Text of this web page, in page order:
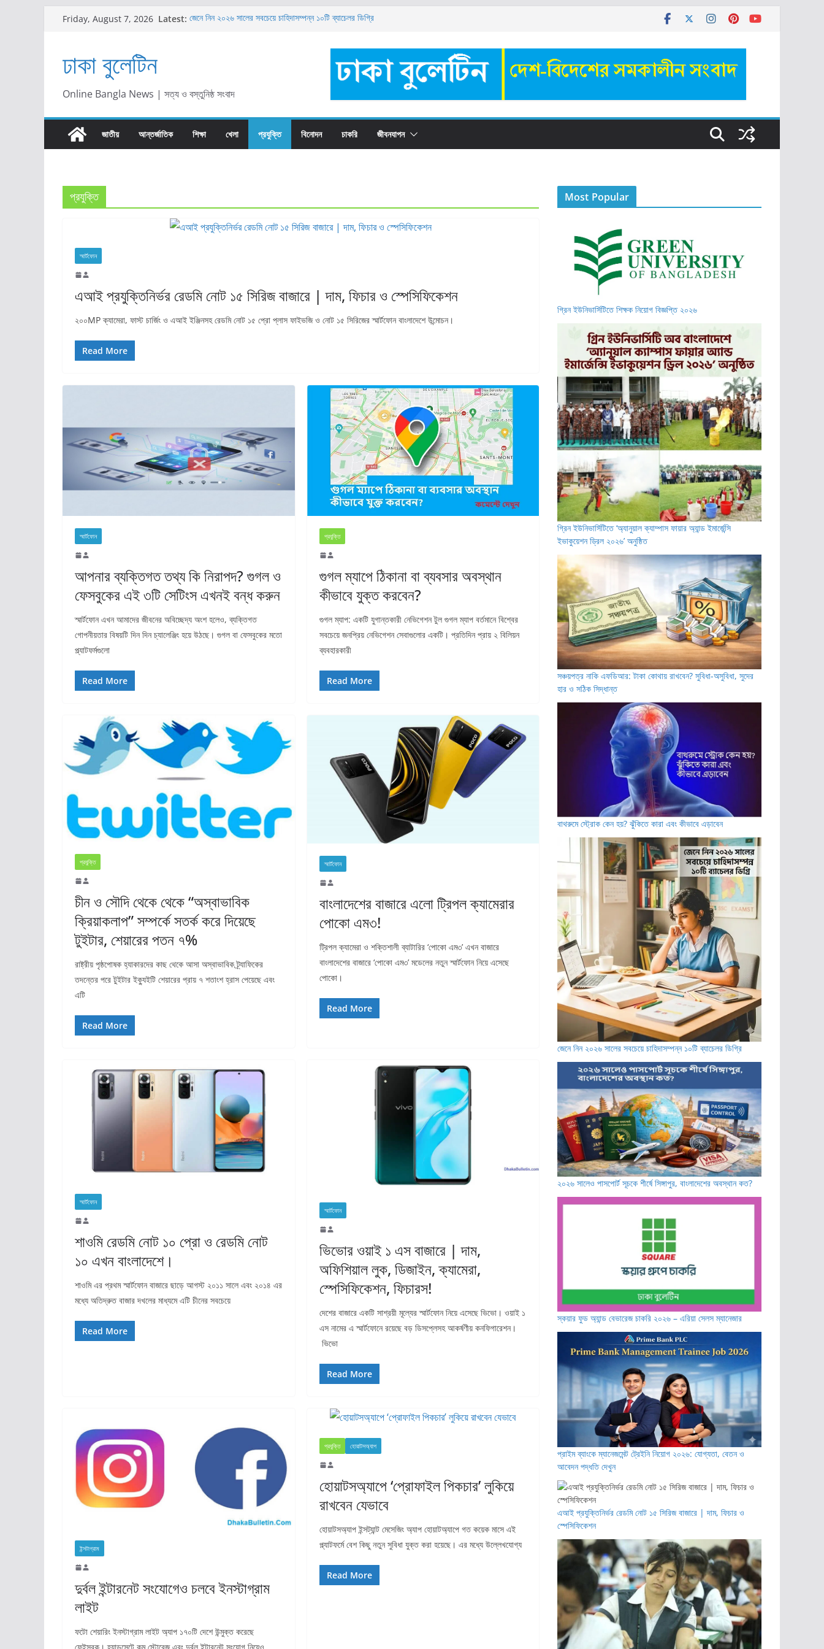
Friday, August 7, 2026 Latest: জেনে নিন ২০২৬ সালের সবচেয়ে চাহিদাসম্পন্ন ১০টি ব্যাচেলর ডিগ্রি
সঞ্চয়পত্র নাকি এফডিআর: টাকা কোথায় রাখবেন? সুবিধা-অসুবিধা, সুদের হার ও সঠিক
প্রাইম ব্যাংকে ম্যানেজমেন্ট ট্রেইনি নিয়োগ ২০২৬: যোগ্যতা, বেতন ও আবেদন পদ্ধতি
ঢাকা বুলেটিন
Online Bangla News | সত্য ও বস্তুনিষ্ঠ সংবাদ
জাতীয় আন্তর্জাতিক শিক্ষা খেলা প্রযুক্তি বিনোদন চাকরি জীবনযাপন
প্রযুক্তি
স্মার্টফোন
এআই প্রযুক্তিনির্ভর রেডমি নোট ১৫ সিরিজ বাজারে | দাম, ফিচার ও স্পেসিফিকেশন
২০০MP ক্যামেরা, ফাস্ট চার্জিং ও এআই ইঞ্জিনসহ রেডমি নোট ১৫ প্রো প্লাস ফাইভজি ও নোট ১৫ সিরিজের স্মার্টফোন বাংলাদেশে উন্মোচন।
Read More
স্মার্টফোন
আপনার ব্যক্তিগত তথ্য কি নিরাপদ? গুগল ও
ফেসবুকের এই ৩টি সেটিংস এখনই বন্ধ করুন
স্মার্টফোন এখন আমাদের জীবনের অবিচ্ছেদ্য অংশ হলেও, ব্যক্তিগত
গোপনীয়তার বিষয়টি দিন দিন চ্যালেঞ্জিং হয়ে উঠছে। গুগল বা ফেসবুকের মতো
প্ল্যাটফর্মগুলো
Read More
প্রযুক্তি
গুগল ম্যাপে ঠিকানা বা ব্যবসার অবস্থান
কীভাবে যুক্ত করবেন?
গুগল ম্যাপ: একটি যুগান্তকারী নেভিগেশন টুল গুগল ম্যাপ বর্তমানে বিশ্বের
সবচেয়ে জনপ্রিয় নেভিগেশন সেবাগুলোর একটি। প্রতিদিন প্রায় ২ বিলিয়ন
ব্যবহারকারী
Read More
প্রযুক্তি
চীন ও সৌদি থেকে থেকে “অস্বাভাবিক
ক্রিয়াকলাপ” সম্পর্কে সতর্ক করে দিয়েছে
টুইটার, শেয়ারের পতন ৭%
রাষ্ট্রীয় পৃষ্ঠপোষক হ্যাকারদের কাছ থেকে আসা অস্বাভাবিক ট্র্যাফিকের
তদন্তের পরে টুইটার ইক্যুইটি শেয়ারের প্রায় ৭ শতাংশ হ্রাস পেয়েছে এবং
এটি
Read More
স্মার্টফোন
বাংলাদেশের বাজারে এলো ট্রিপল ক্যামেরার
পোকো এম৩!
ট্রিপল ক্যামেরা ও শক্তিশালী ব্যাটারির ‘পোকো এম৩’ এখন বাজারে
বাংলাদেশের বাজারে ‘পোকো এম৩’ মডেলের নতুন স্মার্টফোন নিয়ে এসেছে
পোকো।
Read More
স্মার্টফোন
শাওমি রেডমি নোট ১০ প্রো ও রেডমি নোট
১০ এখন বাংলাদেশে।
শাওমি এর প্রথম স্মার্টফোন বাজারে ছাড়ে আগস্ট ২০১১ সালে এবং ২০১৪ এর
মধ্যে অতিদ্রুত বাজার দখলের মাধ্যমে এটি চীনের সবচেয়ে
Read More
স্মার্টফোন
ভিভোর ওয়াই ১ এস বাজারে | দাম,
অফিশিয়াল লুক, ডিজাইন, ক্যামেরা,
স্পেসিফিকেশন, ফিচারস!
দেশের বাজারে একটি সাশ্রয়ী মূল্যের স্মার্টফোন নিয়ে এসেছে ভিভো। ওয়াই ১
এস নামের এ স্মার্টফোনে রয়েছে বড় ডিসপ্লেসহ আকর্ষণীয় কনফিগারেশন।
ভিভো
Read More
ইন্সটাগ্রাম
দুর্বল ইন্টারনেট সংযোগেও চলবে ইনস্টাগ্রাম
লাইট
ফটো শেয়ারিং ইনস্টাগ্রাম লাইট অ্যাপ ১৭০টি দেশে উন্মুক্ত করেছে
প্রযুক্তি হোয়াটসঅ্যাপ
হোয়াটসঅ্যাপে ‘প্রোফাইল পিকচার’ লুকিয়ে
রাখবেন যেভাবে
হোয়াটসঅ্যাপ ইন্সট্যান্ট মেসেজিং অ্যাপ হোয়াটঅ্যাপে গত কয়েক মাসে এই
প্ল্যাটফর্মে বেশ কিছু নতুন সুবিধা যুক্ত করা হয়েছে। এর মধ্যে উল্লেখযোগ্য
Read More
Most Popular
গ্রিন ইউনিভার্সিটিতে শিক্ষক নিয়োগ বিজ্ঞপ্তি ২০২৬
গ্রিন ইউনিভার্সিটিতে ‘অ্যানুয়াল ক্যাম্পাস ফায়ার অ্যান্ড ইমার্জেন্সি
ইভাকুয়েশন ড্রিল ২০২৬’ অনুষ্ঠিত
সঞ্চয়পত্র নাকি এফডিআর: টাকা কোথায় রাখবেন? সুবিধা-অসুবিধা, সুদের
হার ও সঠিক সিদ্ধান্ত
বাথরুমে স্ট্রোক কেন হয়? ঝুঁকিতে কারা এবং কীভাবে এড়াবেন
জেনে নিন ২০২৬ সালের সবচেয়ে চাহিদাসম্পন্ন ১০টি ব্যাচেলর ডিগ্রি
২০২৬ সালেও পাসপোর্ট সূচকে শীর্ষে সিঙ্গাপুর, বাংলাদেশের অবস্থান কত?
স্কয়ার ফুড অ্যান্ড বেভারেজ চাকরি ২০২৬ – এরিয়া সেলস ম্যানেজার
প্রাইম ব্যাংকে ম্যানেজমেন্ট ট্রেইনি নিয়োগ ২০২৬: যোগ্যতা, বেতন ও
আবেদন পদ্ধতি দেখুন
এআই প্রযুক্তিনির্ভর রেডমি নোট ১৫ সিরিজ বাজারে | দাম, ফিচার ও
স্পেসিফিকেশন